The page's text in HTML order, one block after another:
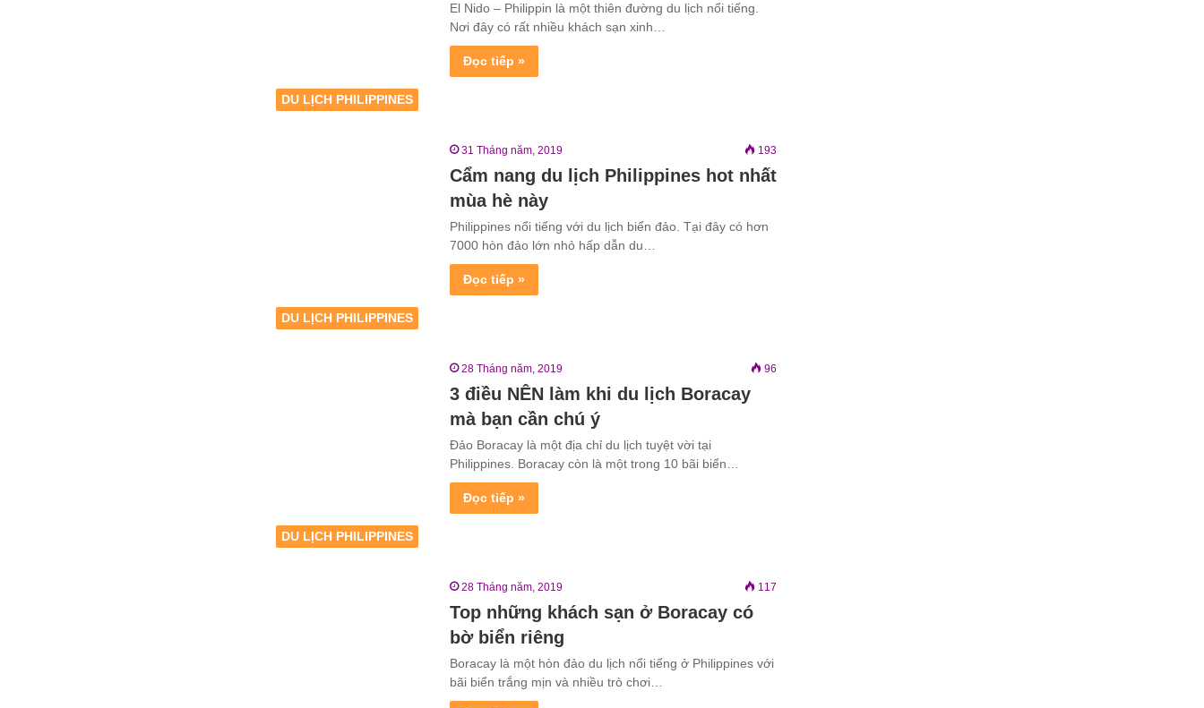
DU LỊCH PHILIPPINES
El Nido – Philippin là một thiên đường du lịch nổi tiếng.
Nơi đây có rất nhiều khách sạn xinh…
Đọc tiếp »
DU LỊCH PHILIPPINES
31 Tháng năm, 2019 193
Cẩm nang du lịch Philippines hot nhất
mùa hè này
Philippines nổi tiếng với du lịch biển đảo. Tại đây có hơn
7000 hòn đảo lớn nhỏ hấp dẫn du…
Đọc tiếp »
DU LỊCH PHILIPPINES
28 Tháng năm, 2019 96
3 điều NÊN làm khi du lịch Boracay
mà bạn cần chú ý
Đảo Boracay là một địa chỉ du lịch tuyệt vời tại
Philippines. Boracay còn là một trong 10 bãi biển…
Đọc tiếp »
28 Tháng năm, 2019 117
Top những khách sạn ở Boracay có
bờ biển riêng
Boracay là một hòn đảo du lịch nổi tiếng ở Philippines với
bãi biển trắng mịn và nhiều trò chơi…